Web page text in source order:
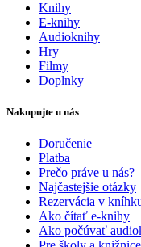
Knihy
E-knihy
Audioknihy
Hry
Filmy
Doplnky
Nakupujte u nás
Doručenie
Platba
Prečo práve u nás?
Najčastejšie otázky
Rezervácia v
Ako čítať e-knihy
Ako počúvať